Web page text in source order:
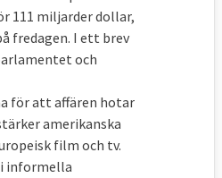
111 miljarder dollar,
fredagen. I ett brev
och
för att affären hotar
amerikanska
film och tv.
i informella